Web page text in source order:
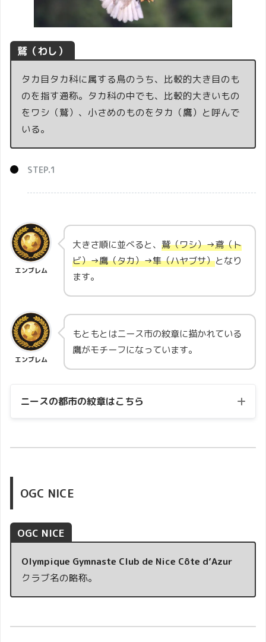
鷲（わし）
タカ目タカ科に属する鳥のうち、比較的大き目のも
のを指す通称。タカ科の中でも、比較的大きいもの
をワシ（鷲）、小さめのものをタカ（鷹）と呼んで
いる。
エンブレム
大きさ順に並べると、 鷲（ワシ）→鳶（ト
ビ）→鷹（タカ）→隼（ハヤブサ）となり
ます。
エンブレム
もともとはニース市の紋章に描かれている
鷹がモチーフになっています。
ニースの都市の紋章はこちら
サヴォイ家を象徴するシンボルで、海の上
OGC NICE
OGC NICE
Olympique Gymnaste Club de Nice Côte d’Azur
クラブ名の略称。